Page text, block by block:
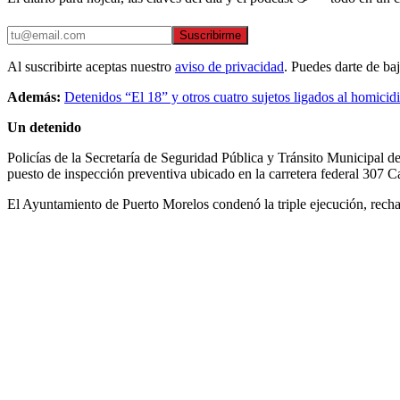
Suscribirme
Al suscribirte aceptas nuestro aviso de privacidad. Puedes darte de
Además: Detenidos “El 18” y otros cuatro sujetos ligados al
Un detenido
Policías de la Secretaría de Seguridad Pública y Tránsito Municipal
puesto de inspección preventiva ubicado en la carretera federal 307
El Ayuntamiento de Puerto Morelos condenó la triple ejecución,